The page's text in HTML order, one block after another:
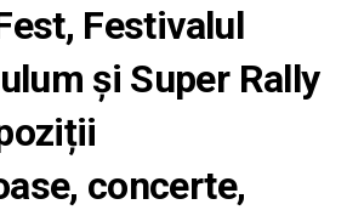
Festivalul
și Super Rally
concerte,